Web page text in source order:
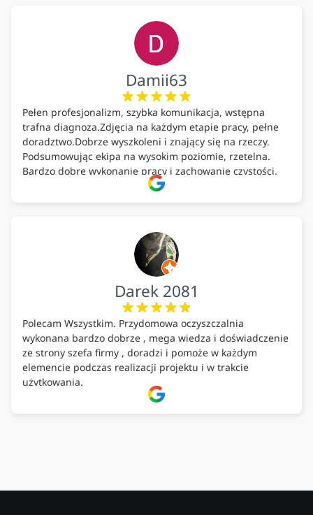
Damii63
Pełen profesjonalizm, szybka komunikacja, wstępna
trafna diagnoza.Zdjęcia na każdym etapie pracy, pełne
doradztwo.Dobrze wyszkoleni i znający się na rzeczy.
Podsumowując ekipa na wysokim poziomie, rzetelna.
Bardzo dobre wykonanie pracy i zachowanie czystości.
Darek 2081
Polecam Wszystkim. Przydomowa oczyszczalnia
wykonana bardzo dobrze , mega wiedza i doświadczenie
ze strony szefa firmy , doradzi i pomoże w każdym
elemencie podczas realizacji projektu i w trakcie
użytkowania.
Firma godna zaufania. Tak trzymać!